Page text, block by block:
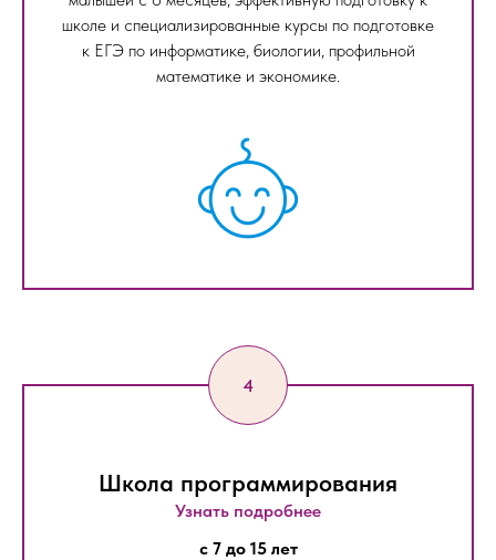
школе и специализированные курсы по подготовке
к ЕГЭ по информатике, биологии, профильной
математике и экономике.
Школа программирования
Узнать подробнее
c 7 до 15 лет